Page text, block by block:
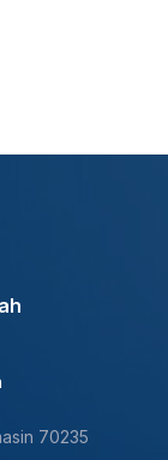
70235